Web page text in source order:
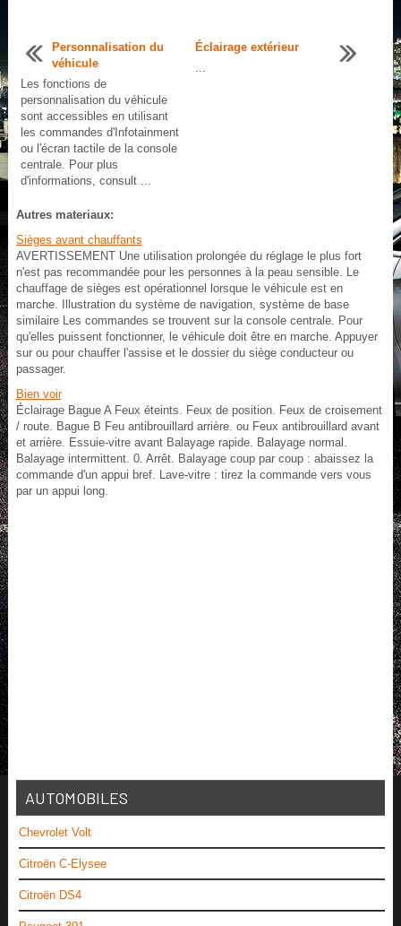
Personnalisation du
véhicule
Les fonctions de
personnalisation du véhicule
sont accessibles en utilisant
les commandes d'Infotainment
ou l'écran tactile de la console
centrale. Pour plus
d'informations, consult ...
Éclairage extérieur
...
Autres materiaux:
Sièges avant chauffants
AVERTISSEMENT Une utilisation prolongée du réglage le plus fort
n'est pas recommandée pour les personnes à la peau sensible. Le
chauffage de sièges est opérationnel lorsque le véhicule est en
marche. Illustration du système de navigation, système de base
similaire Les commandes se trouvent sur la console centrale. Pour
qu'elles puissent fonctionner, le véhicule doit être en marche. Appuyer
sur ou pour chauffer l'assise et le dossier du siège conducteur ou
passager.
Bien voir
Éclairage Bague A Feux éteints. Feux de position. Feux de croisement
/ route. Bague B Feu antibrouillard arrière. ou Feux antibrouillard avant
et arrière. Essuie-vitre avant Balayage rapide. Balayage normal.
Balayage intermittent. 0. Arrêt. Balayage coup par coup : abaissez la
commande d'un appui bref. Lave-vitre : tirez la commande vers vous
par un appui long.
AUTOMOBILES
Chevrolet Volt
Citroën C-Elysee
Citroën DS4